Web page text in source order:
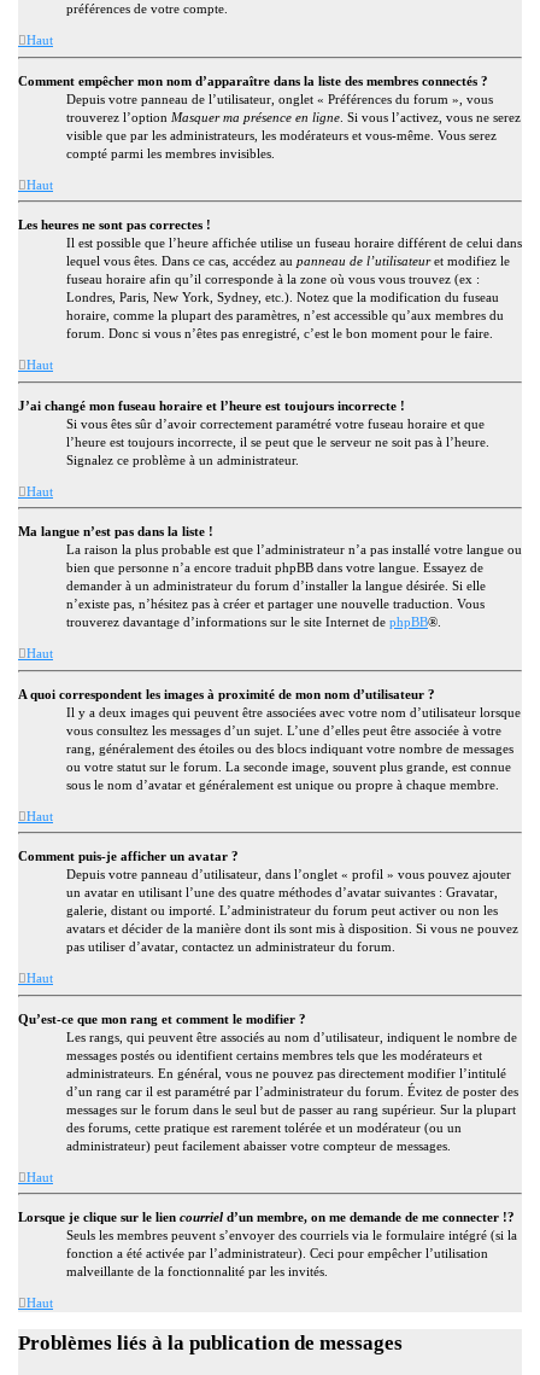
préférences de votre compte.
Haut
Comment empêcher mon nom d’apparaître dans la liste des membres connectés ?
Depuis votre panneau de l’utilisateur, onglet « Préférences du forum », vous
trouverez l’option Masquer ma présence en ligne . Si vous l’activez, vous ne serez
visible que par les administrateurs, les modérateurs et vous-même. Vous serez
compté parmi les membres invisibles.
Haut
Les heures ne sont pas correctes !
Il est possible que l’heure affichée utilise un fuseau horaire différent de celui dans
lequel vous êtes. Dans ce cas, accédez au panneau de l’utilisateuret modifiez le
fuseau horaire afin qu’il corresponde à la zone où vous vous trouvez (ex :
Londres, Paris, New York, Sydney, etc.). Notez que la modification du fuseau
horaire, comme la plupart des paramètres, n’est accessible qu’aux membres du
forum. Donc si vous n’êtes pas enregistré, c’est le bon moment pour le faire.
Haut
J’ai changé mon fuseau horaire et l’heure est toujours incorrecte !
Si vous êtes sûr d’avoir correctement paramétré votre fuseau horaire et que
l’heure est toujours incorrecte, il se peut que le serveur ne soit pas à l’heure.
Signalez ce problème à un administrateur.
Haut
Ma langue n’est pas dans la liste !
La raison la plus probable est que l’administrateur n’a pas installé votre langue ou
bien que personne n’a encore traduit phpBB dans votre langue. Essayez de
demander à un administrateur du forum d’installer la langue désirée. Si elle
n’existe pas, n’hésitez pas à créer et partager une nouvelle traduction. Vous
trouverez davantage d’informations sur le site Internet de phpBB®.
Haut
A quoi correspondent les images à proximité de mon nom d’utilisateur ?
Il y a deux images qui peuvent être associées avec votre nom d’utilisateur lorsque
vous consultez les messages d’un sujet. L’une d’elles peut être associée à votre
rang, généralement des étoiles ou des blocs indiquant votre nombre de messages
ou votre statut sur le forum. La seconde image, souvent plus grande, est connue
sous le nom d’avatar et généralement est unique ou propre à chaque membre.
Haut
Comment puis-je afficher un avatar ?
Depuis votre panneau d’utilisateur, dans l’onglet « profil » vous pouvez ajouter
un avatar en utilisant l’une des quatre méthodes d’avatar suivantes : Gravatar,
galerie, distant ou importé. L’administrateur du forum peut activer ou non les
avatars et décider de la manière dont ils sont mis à disposition. Si vous ne pouvez
pas utiliser d’avatar, contactez un administrateur du forum.
Haut
Qu’est-ce que mon rang et comment le modifier ?
Les rangs, qui peuvent être associés au nom d’utilisateur, indiquent le nombre de
messages postés ou identifient certains membres tels que les modérateurs et
administrateurs. En général, vous ne pouvez pas directement modifier l’intitulé
d’un rang car il est paramétré par l’administrateur du forum. Évitez de poster des
messages sur le forum dans le seul but de passer au rang supérieur. Sur la plupart
des forums, cette pratique est rarement tolérée et un modérateur (ou un
administrateur) peut facilement abaisser votre compteur de messages.
Haut
Lorsque je clique sur le lien courriel d’un membre, on me demande de me connecter !?
Seuls les membres peuvent s’envoyer des courriels via le formulaire intégré (si la
fonction a été activée par l’administrateur). Ceci pour empêcher l’utilisation
malveillante de la fonctionnalité par les invités.
Haut
Problèmes liés à la publication de messages